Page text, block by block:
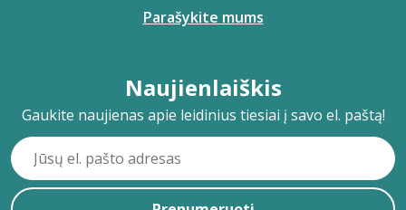
Parašykite mums
Naujienlaiškis
Gaukite naujienas apie leidinius tiesiai į savo el. paštą!